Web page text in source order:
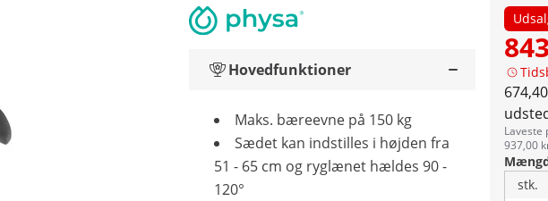
Laveste
937,00
stk.
Hovedfunktioner
Maks. bæreevne på 150 kg
Sædet kan indstilles i højden fra
51 - 65 cm og ryglænet hældes 90 -
120°